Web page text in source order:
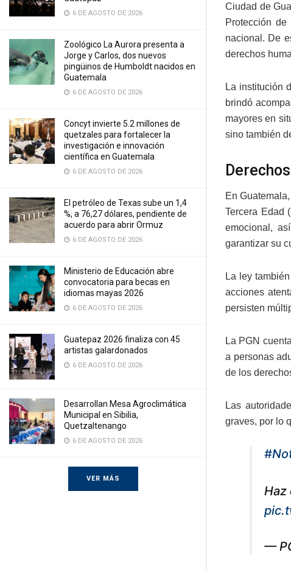
6 DE AGOSTO DE 2026
Zoológico La Aurora presenta a
Jorge y Carlos, dos nuevos
pingüinos de Humboldt nacidos en
Guatemala
6 DE AGOSTO DE 2026
Concyt invierte 5.2 millones de
quetzales para fortalecer la
investigación e innovación
científica en Guatemala
6 DE AGOSTO DE 2026
El petróleo de Texas sube un 1,4
%, a 76,27 dólares, pendiente de
acuerdo para abrir Ormuz
6 DE AGOSTO DE 2026
Ministerio de Educación abre
convocatoria para becas en
idiomas mayas 2026
6 DE AGOSTO DE 2026
Guatepaz 2026 finaliza con 45
artistas galardonados
6 DE AGOSTO DE 2026
Desarrollan Mesa Agroclimática
Municipal en Sibilia,
Quetzaltenango
6 DE AGOSTO DE 2026
VER MÁS
Ciudad de
Protección
nacional. De
derechos
La institución
brindó
mayores en
sino también
En
Tercera Edad
emocional,
garantizar su
La ley
acciones
persisten
La PGN
a personas
de los
Las
graves, por lo
Haz
—